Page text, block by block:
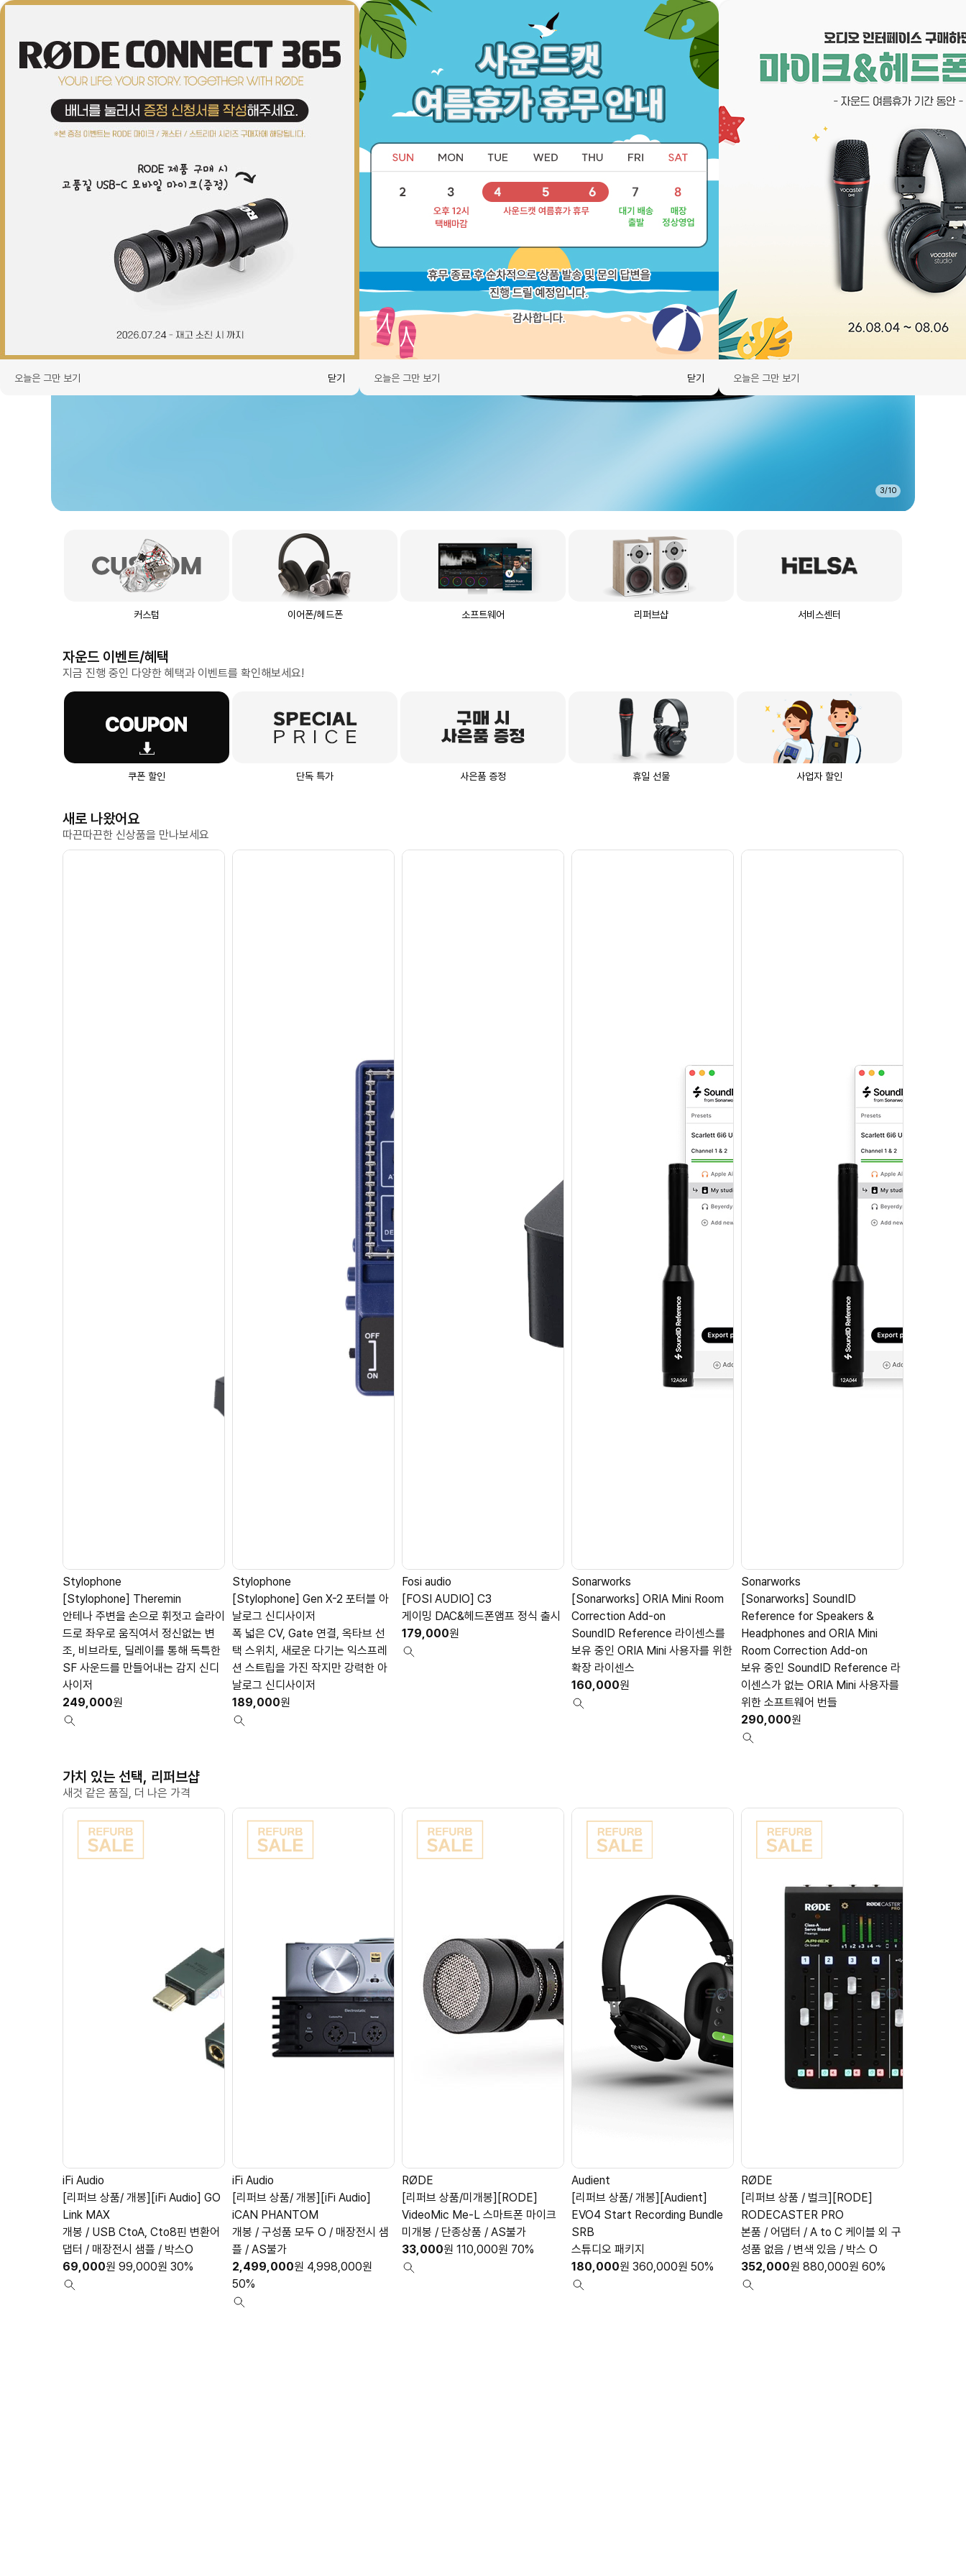
브랜드(ALL)커스텀이어폰/헤드폰마이크레코딩Hi-Fi 악세서리 리퍼브샵 이벤트/혜택고객센터
3/10
커스텀 이어폰/헤드폰 소프트웨어 리퍼브샵 서비스센터
자운드 이벤트/혜택
지금 진행 중인 다양한 혜택과 이벤트를 확인해보세요!
쿠폰 할인 단독 특가 사은품 증정 휴일 선물 사업자 할인
새로 나왔어요
따끈따끈한 신상품을 만나보세요
Stylophone
[Stylophone] Theremin
안테나 주변을 손으로 휘젓고 슬라이
드로 좌우로 움직여서 정신없는 변
조, 비브라토, 딜레이를 통해 독특한
SF 사운드를 만들어내는 감지 신디
사이저
249,000원
Stylophone
[Stylophone] Gen X-2 포터블 아
날로그 신디사이저
폭 넓은 CV, Gate 연결, 옥타브 선
택 스위치, 새로운 다기는 익스프레
션 스트립을 가진 작지만 강력한 아
날로그 신디사이저
189,000원
Fosi audio
[FOSI AUDIO] C3
게이밍 DAC&헤드폰앰프 정식 출시
179,000원
Sonarworks
[Sonarworks] ORIA Mini Room
Correction Add-on
SoundID Reference 라이센스를
보유 중인 ORIA Mini 사용자를 위한
확장 라이센스
160,000원
Sonarworks
[Sonarworks] SoundID
Reference for Speakers &
Headphones and ORIA Mini
Room Correction Add-on
보유 중인 SoundID Reference 라
이센스가 없는 ORIA Mini 사용자를
위한 소프트웨어 번들
290,000원
가치 있는 선택, 리퍼브샵
새것 같은 품질, 더 나은 가격
iFi Audio
[리퍼브 상품/ 개봉][iFi Audio] GO
Link MAX
개봉 / USB CtoA, Cto8핀 변환어
댑터 / 매장전시 샘플 / 박스O
69,000원 99,000원 30%
iFi Audio
[리퍼브 상품/ 개봉][iFi Audio]
iCAN PHANTOM
개봉 / 구성품 모두 O / 매장전시 샘
플 / AS불가
2,499,000원 4,998,000원
50%
RØDE
[리퍼브 상품/미개봉][RODE]
VideoMic Me-L 스마트폰 마이크
미개봉 / 단종상품 / AS불가
33,000원 110,000원 70%
Audient
[리퍼브 상품/ 개봉][Audient]
EVO4 Start Recording Bundle
SRB
스튜디오 패키지
180,000원 360,000원 50%
RØDE
[리퍼브 상품 / 벌크][RODE]
RODECASTER PRO
본품 / 어댑터 / A to C 케이블 외 구
성품 없음 / 변색 있음 / 박스 O
352,000원 880,000원 60%
오늘은 그만 보기 닫기 오늘은 그만 보기 닫기 오늘은 그만 보기